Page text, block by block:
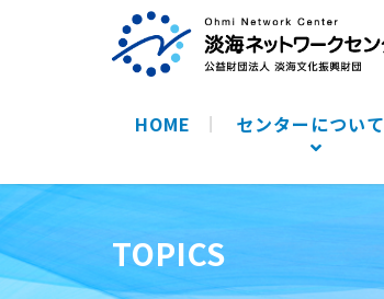
HOME センターについて
TOPICS